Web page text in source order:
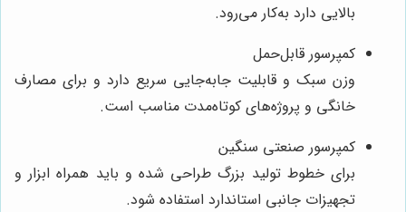
بالایی دارد به‌کار می‌رود.
کمپرسور قابل‌حمل
وزن سبک و قابلیت جابه‌جایی سریع دارد و برای مصارف
خانگی و پروژه‌های کوتاه‌مدت مناسب است.
کمپرسور صنعتی سنگین
برای خطوط تولید بزرگ طراحی شده و باید همراه ابزار و
تجهیزات جانبی استاندارد استفاده شود.